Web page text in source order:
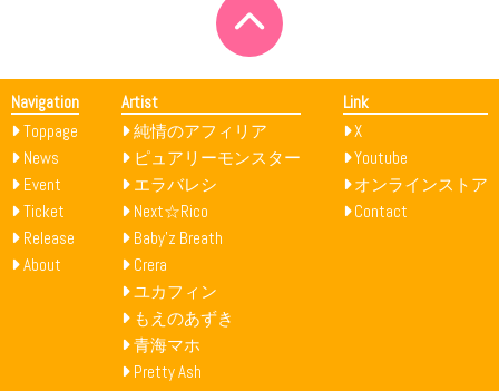
Navigation
Toppage
News
Event
Ticket
Release
About
Artist
純情のアフィリア
ピュアリーモンスター
エラバレシ
Next☆Rico
Baby’z Breath
Crera
ユカフィン
もえのあずき
青海マホ
Pretty Ash
Link
X
Youtube
オンラインストア
Contact